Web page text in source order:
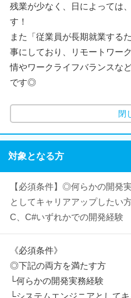
残業が少なく、日によっては
す！
また「従業員が長期就業する
事にしており、リモートワー
情やワークライフバランスな
です◎
閉
対象となる方
【必須条件】◎何らかの開発
としてキャリアアップしたい
C、C#いずれかでの開発経験
《必須条件》
◎下記の両方を満たす方
└何らかの開発実務経験
└システムエンジニアとして